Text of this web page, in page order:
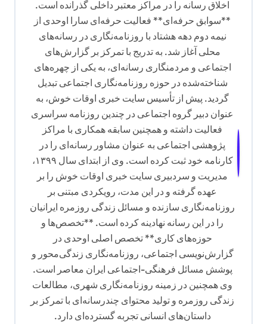
اخلاق رسانه را در مراکز معتبر داخلی گذرانده است.
**سوابق حرفه‌ای** فعالیت حرفه‌ای سارا اوحدی از
نیمه دوم دهه هشتاد با روزنامه‌نگاری در رسانه‌های
محلی آغاز شد. به تدریج با تمرکز بر گزارش‌های
اجتماعی و مردمنگاری رسانه‌ای، به یکی از چهره‌های
شناخته‌شده در حوزه روزنامه‌نگاری اجتماعی تبدیل
گردید. پیش از تأسیس سایت خبری اوقات خوش، به
عنوان دبیر گروه اجتماعی در چندین روزنامه سراسری
فعالیت داشته و همچنین سابقه همکاری با مراکز
پژوهشی اجتماعی به عنوان مشاور رسانه‌ای را در
کارنامه خود ثبت کرده است. وی از ابتدای سال ۱۳۹۹،
مدیریت و سردبیری سایت خبری اوقات خوش را بر
عهده گرفته و در این مدت، رویکردی مبتنی بر
روزنامه‌نگاری سازنده و مسائل زندگی روزمره ایرانیان
را در این رسانه نهادینه کرده است. **تخصص‌ها و
حوزه‌های کاری** تخصص اصلی اوحدی در
گزارش‌نویسی اجتماعی، روزنامه‌نگاری زندگی‌محور و
پوشش مسائل فرهنگی-اجتماعی ایران معاصر است.
وی همچنین در زمینه روزنامه‌نگاری شهری، مطالعات
زندگی روزمره و تولید محتوای چندرسانه‌ای با تمرکز بر
داستان‌های انسانی تجربه گسترده‌ای دارد.